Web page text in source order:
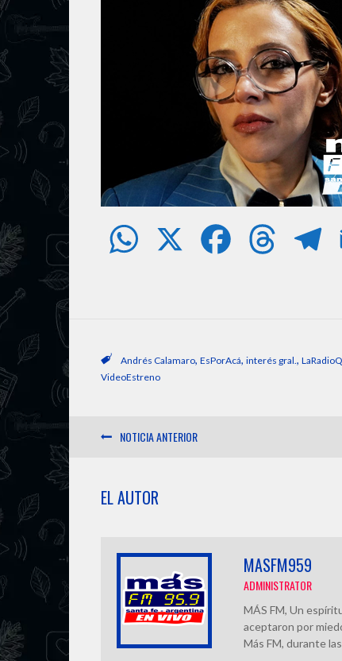
t
A
e e e
Andrés Calamaro, EsPorAcá, interés gral.,
VideoEstreno
NOTICIA ANTERIOR
EL AUTOR
MASFM959
ADMINISTRATOR
MÁS FM, Un
aceptaron por
Más FM, durante